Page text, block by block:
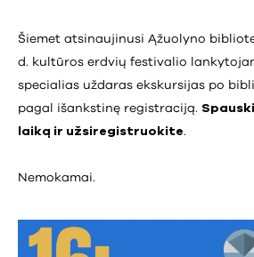
Šiemet atsinaujinusi Ąžuolyno
d. kultūros erdvių festivalio
specialias uždaras ekskursijas po
pagal išankstinę registraciją.
laiką ir užsiregistruokite.
Nemokamai.